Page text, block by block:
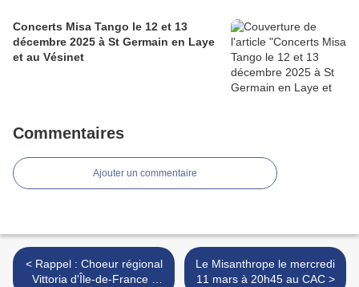
Concerts Misa Tango le 12 et 13
décembre 2025 à St Germain en Laye
et au Vésinet
Commentaires
Ajouter un commentaire
< Rappel : Choeur régional
Vittoria d'Île-de-France -
Le Misanthrope le mercredi
11 mars à 20h45 au CAC >